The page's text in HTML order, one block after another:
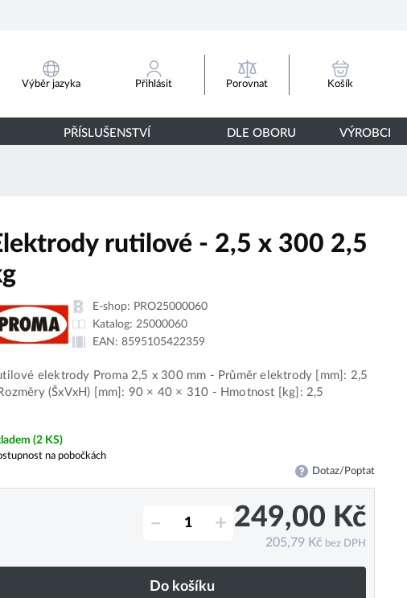
Výběr jazyka Přihlásit Porovnat Košík
PŘÍSLUŠENSTVÍ DLE OBORU VÝROBCI
rutilové - 2,5 x 300 2,5
E-shop: PRO25000060
Katalog: 25000060
EAN: 8595105422359
elektrody Proma 2,5 x 300 mm - Průměr elektrody [mm]: 2,5
(ŠxVxH) [mm]: 90 × 40 × 310 - Hmotnost [kg]: 2,5
(2 KS)
na pobočkách
Dotaz/Poptat
– + 249,00 Kč
205,79 Kč bez DPH
Do košíku